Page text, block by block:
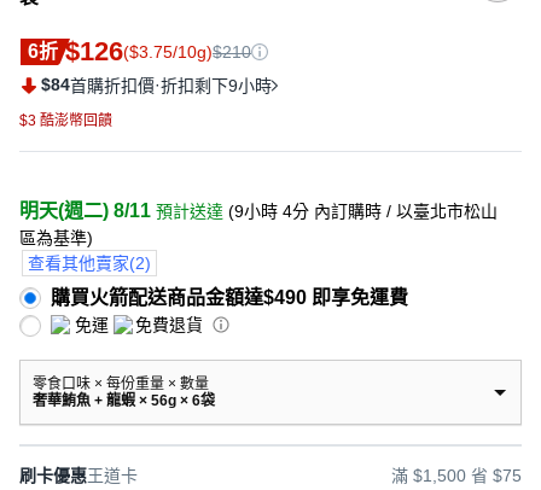
6折 $126($3.75/10g)$210
$84首購折扣價·折扣剩下9小時
$3 酷澎幣回饋
明天(週二) 8/11 預計送達 (9小時 4分 內訂購時 / 以臺北市松山
區為基準)
查看其他賣家(2)
購買火箭配送商品金額達$490 即享免運費
免運 免費退貨
零食口味 × 每份重量 × 數量
奢華鮪魚 + 龍蝦 × 56g × 6袋
刷卡優惠王道卡
滿 $1,500 省 $75